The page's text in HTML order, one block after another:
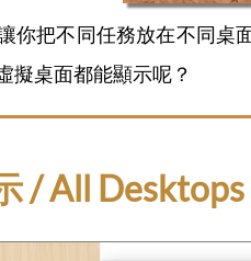
你把不同任務放在不同
擬桌面都能顯示呢？
/ All Desktops